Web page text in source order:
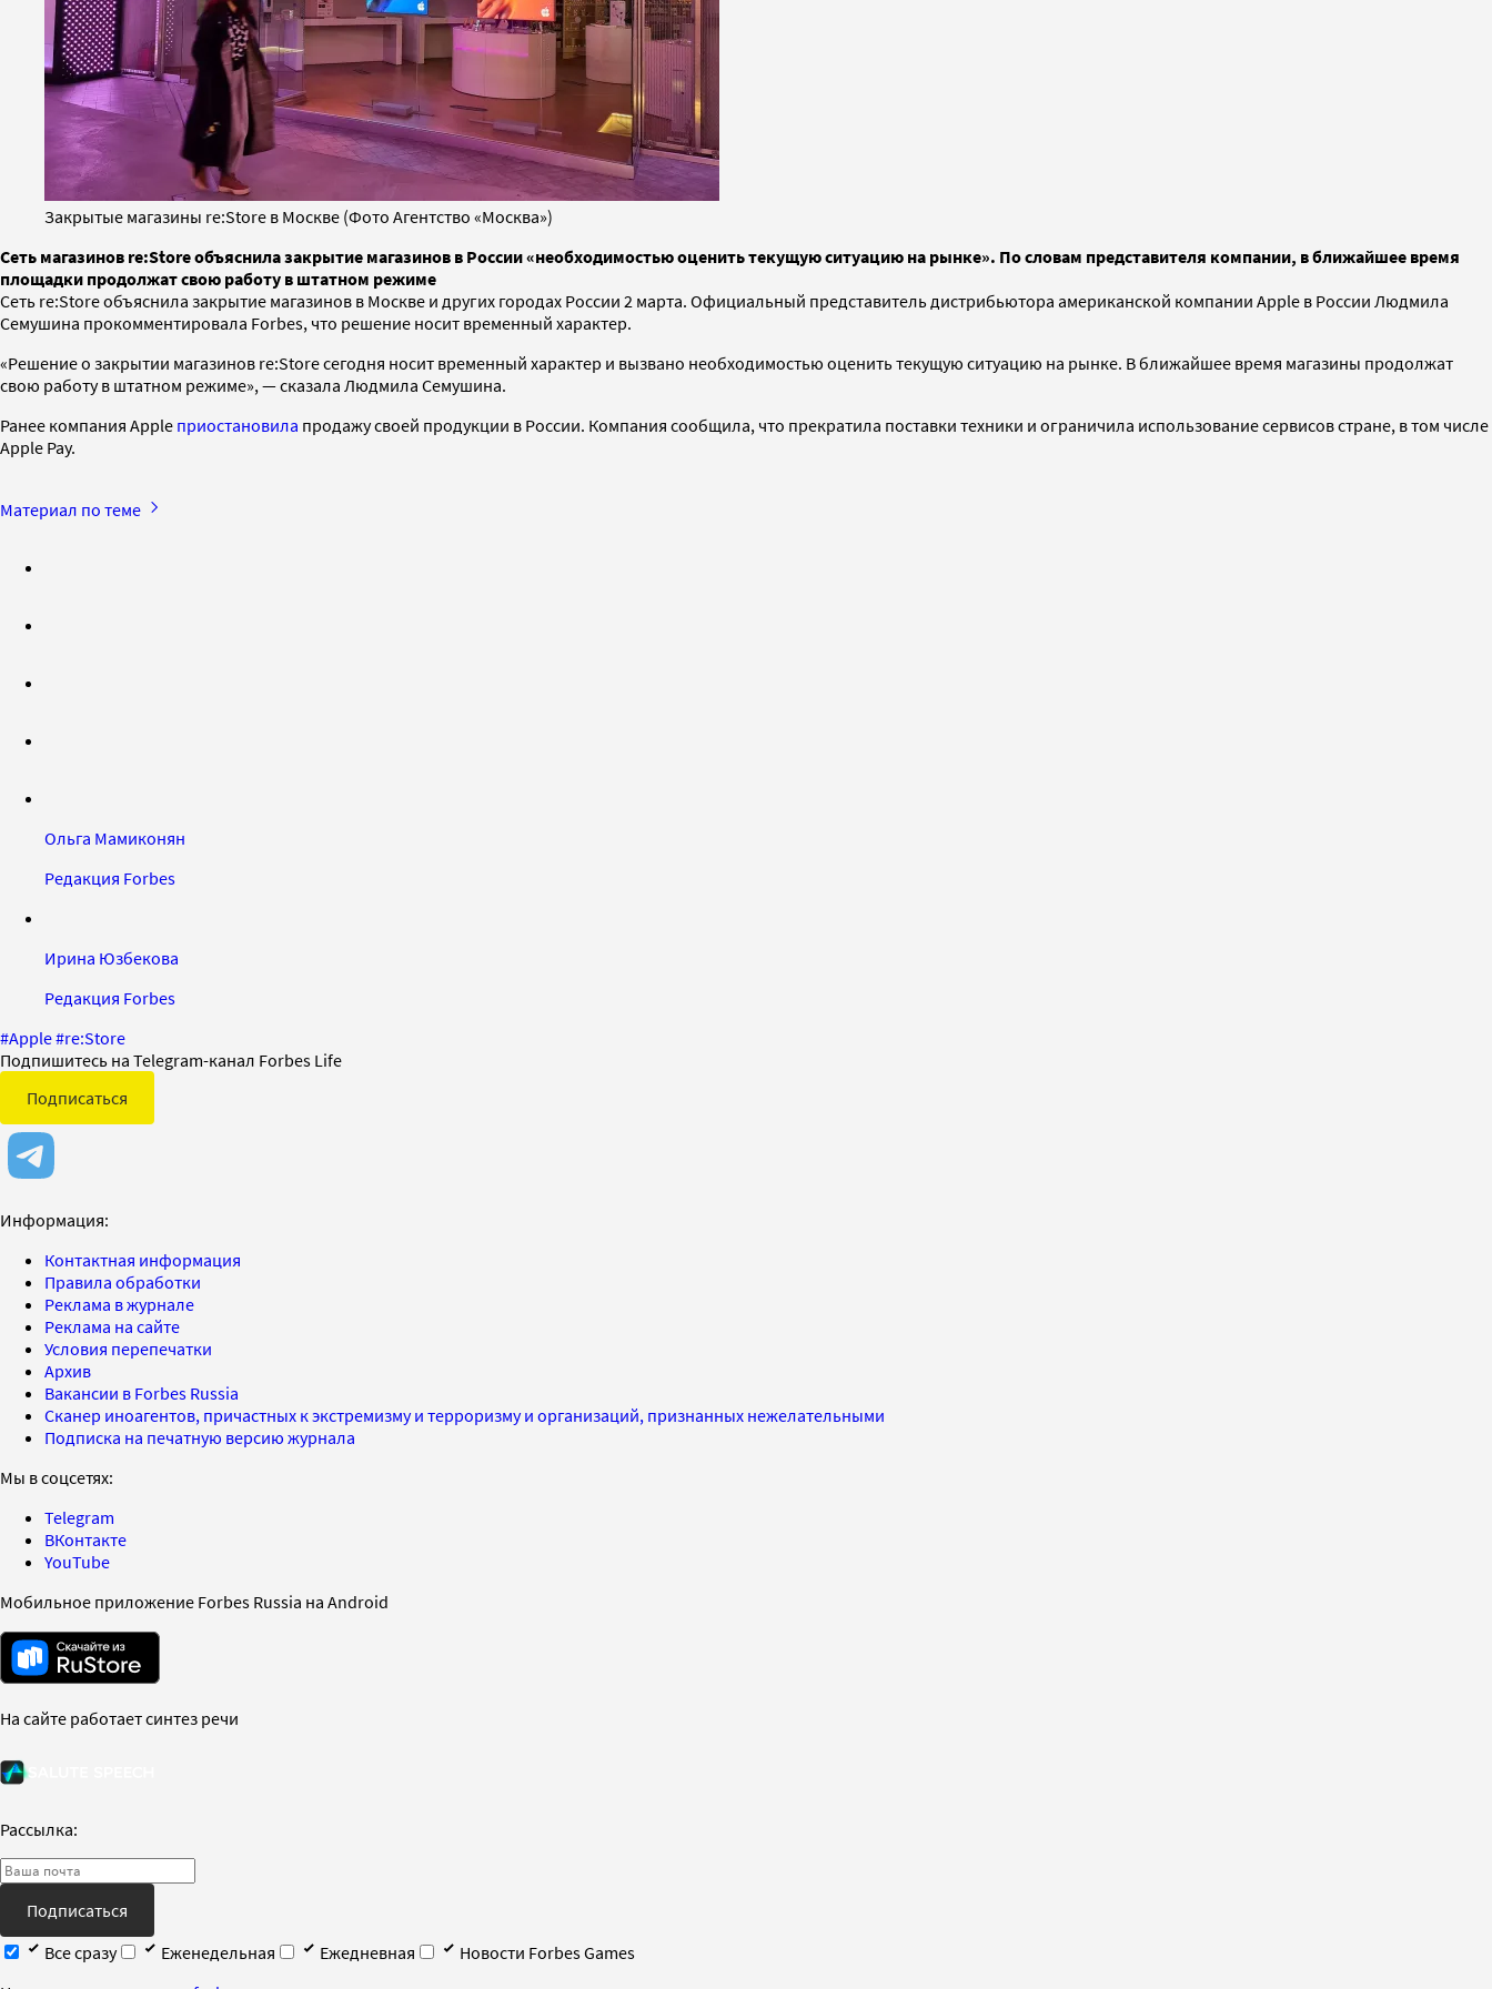
Закрытые магазины re:Store в Москве (Фото Агентство «Москва»)
Сеть магазинов re:Store объяснила закрытие магазинов в России «необходимостью оценить текущую ситуацию на рынке». По словам представителя компании, в ближайшее время
площадки продолжат свою работу в штатном режиме
Сеть re:Store объяснила закрытие магазинов в Москве и других городах России 2 марта. Официальный представитель дистрибьютора американской компании Apple в России Людмила
Семушина прокомментировала Forbes, что решение носит временный характер.
«Решение о закрытии магазинов re:Store сегодня носит временный характер и вызвано необходимостью оценить текущую ситуацию на рынке. В ближайшее время магазины продолжат
свою работу в штатном режиме», — сказала Людмила Семушина.
Ранее компания Apple приостановила продажу своей продукции в России. Компания сообщила, что прекратила поставки техники и ограничила использование сервисов стране, в том числе
Apple Pay.
Материал по теме
Ольга Мамиконян
Редакция Forbes
Ирина Юзбекова
Редакция Forbes
#Apple#re:Store
Подпишитесь на Telegram-канал Forbes Life
Подписаться
Информация:
Контактная информация
Правила обработки
Реклама в журнале
Реклама на сайте
Условия перепечатки
Архив
Вакансии в Forbes Russia
Сканер иноагентов, причастных к экстремизму и терроризму и организаций, признанных нежелательными
Подписка на печатную версию журнала
Мы в соцсетях:
Telegram
ВКонтакте
YouTube
Мобильное приложение Forbes Russia на Android
На сайте работает синтез речи
Рассылка:
Подписаться
Все сразу
Еженедельная Ежедневная
Новости Forbes Games